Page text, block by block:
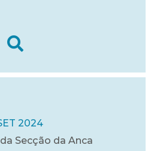
2024
Secção da Anca